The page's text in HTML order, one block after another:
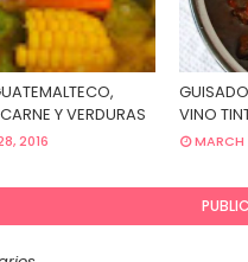
Y VERDURAS
2016
VINO
MARCH